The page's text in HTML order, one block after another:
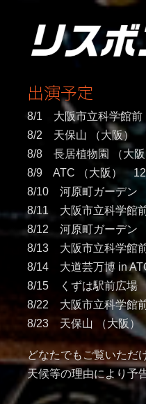
出演予定
8/1 大阪市立科学館
8/2 天保山 （大阪）
8/8 長居植物園 （大
8/9 ATC （大阪）
8/10 河原町ガーデン
8/11 大阪市立科学館
8/12 河原町ガーデン
8/13 大阪市立科学館
8/14 大道芸万博 in
8/15 くずは駅前広場
8/22 大阪市立科学館
8/23 天保山 （大阪）
どなたでもご覧いただ
天候等の理由により予